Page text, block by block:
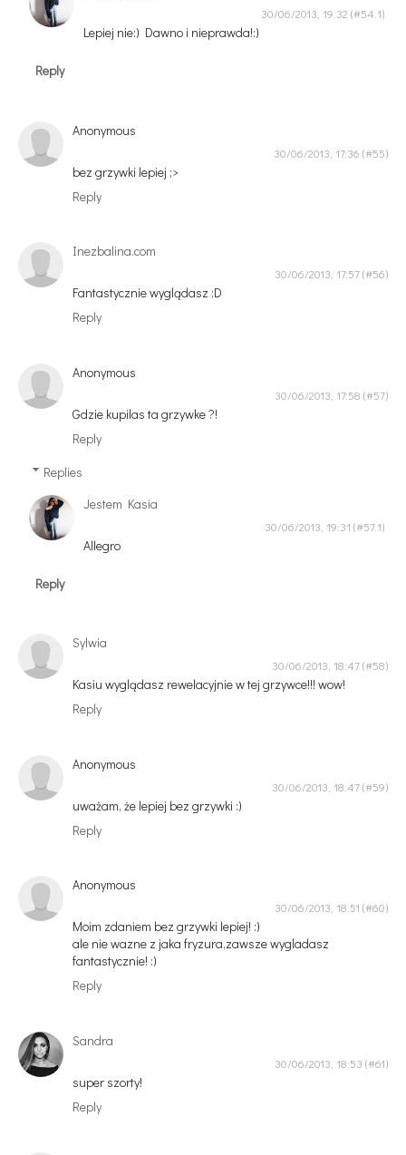
30/06/2013, 19:32
Lepiej nie:) Dawno i nieprawda!:)
Reply
Anonymous
30/06/2013, 17:36
bez grzywki lepiej ;>
Reply
Inezbalina.com
30/06/2013, 17:57
Fantastycznie wyglądasz ;D
Reply
Anonymous
30/06/2013, 17:58
Gdzie kupilas ta grzywke ?!
Reply
Replies
Jestem Kasia
30/06/2013, 19:31
Allegro
Reply
Sylwia
30/06/2013, 18:47
Kasiu wyglądasz rewelacyjnie w tej grzywce!!! wow!
Reply
Anonymous
30/06/2013, 18:47
uważam, że lepiej bez grzywki :)
Reply
Anonymous
30/06/2013, 18:51
Moim zdaniem bez grzywki lepiej! :)
ale nie wazne z jaka fryzura,zawsze wygladasz
fantastycznie! :)
Reply
Sandra
30/06/2013, 18:53
super szorty!
Reply